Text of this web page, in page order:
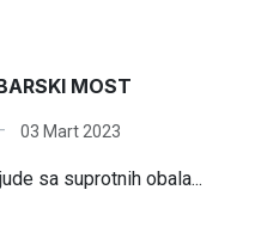
MOST
03 Mart 2023
sa suprotnih obala...